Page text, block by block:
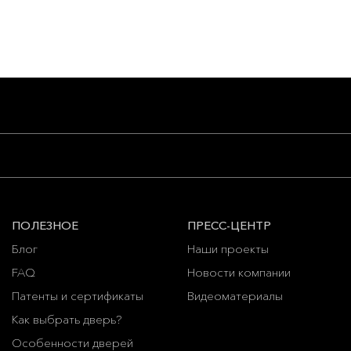
ПОЛЕЗНОЕ
Блог
FAQ
Патенты и сертификаты
Как выбрать дверь?
Особенности дверей
ПРЕСС-ЦЕНТР
Наши проекты
Новости компании
Видеоматериалы